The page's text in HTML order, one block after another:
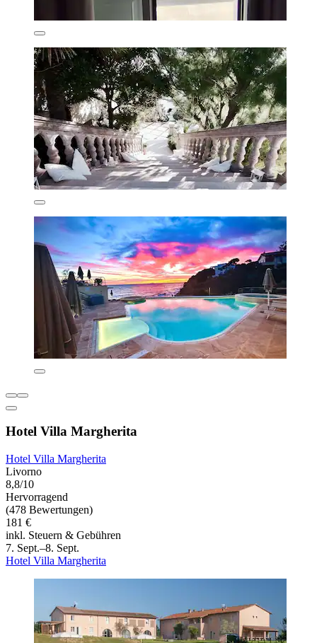
Hotel Villa Margherita
Hotel Villa Margherita
Livorno
8,8/10
Hervorragend
(478 Bewertungen)
181 €
inkl. Steuern & Gebühren
7. Sept.–8. Sept.
Hotel Villa Margherita